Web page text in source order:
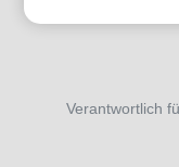
Verantwortlich